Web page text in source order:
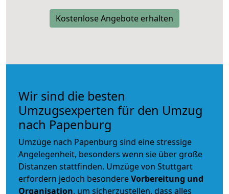
Kostenlose Angebote erhalten
Wir sind die besten
Umzugsexperten für den Umzug
nach Papenburg
Umzüge nach Papenburg sind eine stressige
Angelegenheit, besonders wenn sie über große
Distanzen stattfinden. Umzüge von Stuttgart
erfordern jedoch besondereVorbereitung und
Organisation, um sicherzustellen, dass alles